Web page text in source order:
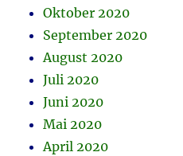
Oktober 2020
September 2020
August 2020
Juli 2020
Juni 2020
Mai 2020
April 2020